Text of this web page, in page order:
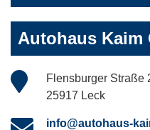
Autohaus Kaim
Flensburger Straße
25917 Leck
info@autohaus-